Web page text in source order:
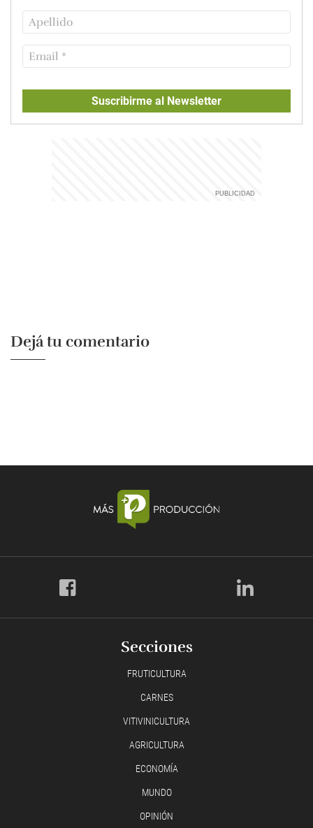
Suscribirme al Newsletter
Dejá tu comentario
Secciones
FRUTICULTURA
CARNES
VITIVINICULTURA
AGRICULTURA
ECONOMÍA
MUNDO
OPINIÓN